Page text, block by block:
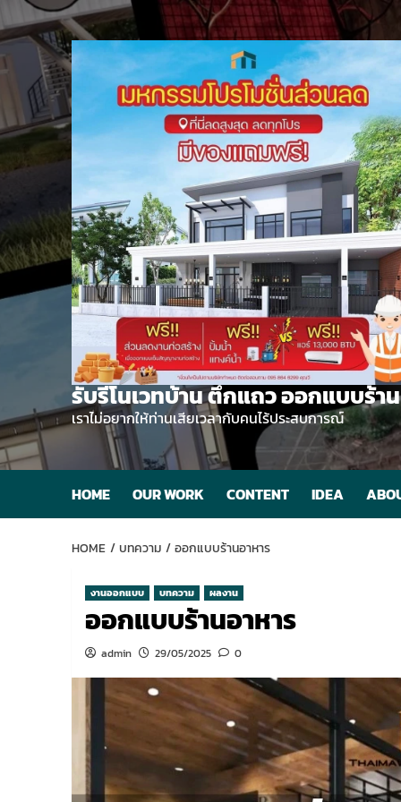
Skip
to
content
รับรีโนเวทบ้าน ตึกแถว ออกแบบร้าน
เราไม่อยากให้ท่านเสียเวลากับคนไร้ประสบการณ์
HOME OUR WORK CONTENT IDEA
HOME บทความ ออกแบบร้านอาหาร
งานออกแบบ บทความ ผลงาน
ออกแบบร้านอาหาร
admin 29/05/2025 0